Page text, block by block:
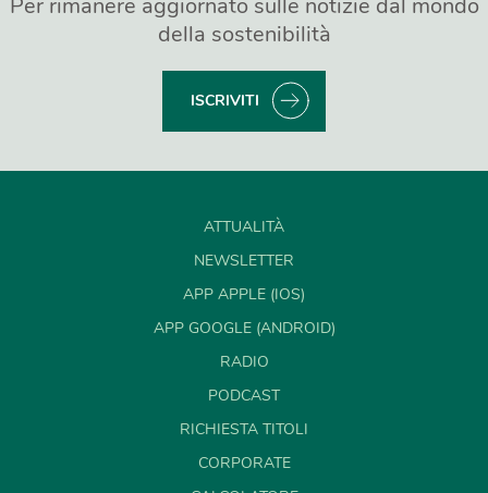
Per rimanere aggiornato sulle notizie dal mondo
della sostenibilità
ISCRIVITI
ATTUALITÀ
NEWSLETTER
APP APPLE (IOS)
APP GOOGLE (ANDROID)
RADIO
PODCAST
RICHIESTA TITOLI
CORPORATE